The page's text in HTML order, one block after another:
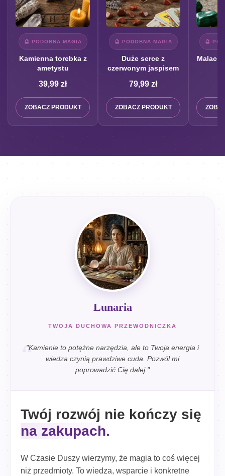
🔮 PODOBNA MAGIA
Kamienna torebka z
ametystu
39,99 zł
ZOBACZ PRODUKT
🔮 PODOBNA MAGIA
Duże serce z
czerwonym jaspisem
79,99 zł
ZOBACZ PRODUKT
🔮
Lunaria
TWOJA DUCHOWA PRZEWODNICZKA
"Kamienie to potężne narzędzia, ale to Twoja energia i
wiedza czynią prawdziwe cuda. Pozwól mi
poprowadzić Cię dalej."
Twój rozwój nie kończy się
na zakupach.
W Czasie Duszy wierzymy, że magia to coś więcej
niż przedmioty. To wiedza, wsparcie i konkretne